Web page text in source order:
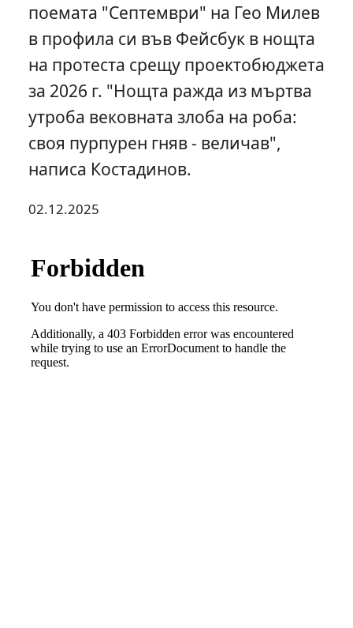
поемата "Септември" на Гео Милев
в профила си във Фейсбук в нощта
на протеста срещу проектобюджета
за 2026 г. "Нощта ражда из мъртва
утроба вековната злоба на роба:
своя пурпурен гняв - величав",
написа Костадинов.
02.12.2025